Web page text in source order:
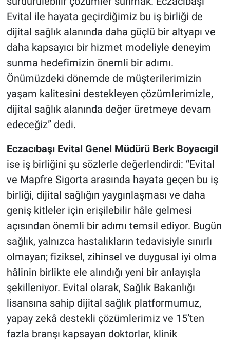
Evital ile hayata geçirdiğimiz bu iş birliği de
dijital sağlık alanında daha güçlü bir altyapı ve
daha kapsayıcı bir hizmet modeliyle deneyim
sunma hedefimizin önemli bir adımı.
Önümüzdeki dönemde de müşterilerimizin
yaşam kalitesini destekleyen çözümlerimizle,
dijital sağlık alanında değer üretmeye devam
edeceğiz” dedi.
Eczacıbaşı Evital Genel Müdürü Berk Boyacıgil
ise iş birliğini şu sözlerle değerlendirdi: “Evital
ve Mapfre Sigorta arasında hayata geçen bu iş
birliği, dijital sağlığın yaygınlaşması ve daha
geniş kitleler için erişilebilir hâle gelmesi
açısından önemli bir adımı temsil ediyor. Bugün
sağlık, yalnızca hastalıkların tedavisiyle sınırlı
olmayan; fiziksel, zihinsel ve duygusal iyi olma
hâlinin birlikte ele alındığı yeni bir anlayışla
şekilleniyor. Evital olarak, Sağlık Bakanlığı
lisansına sahip dijital sağlık platformumuz,
yapay zekâ destekli çözümlerimiz ve 15’ten
fazla branşı kapsayan doktorlar, klinik